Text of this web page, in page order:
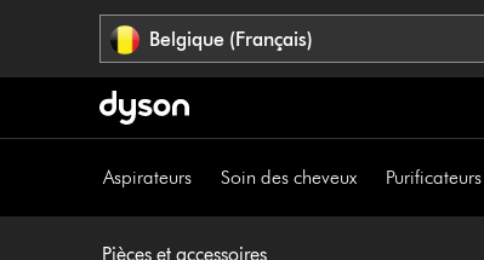
Belgique (Français)
Aspirateurs Soin des cheveux
Pièces et accessoires